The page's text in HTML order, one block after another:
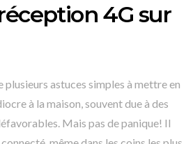
4G sur
astuces simples à mettre en
à la maison, souvent due à des
Mais pas de panique! Il